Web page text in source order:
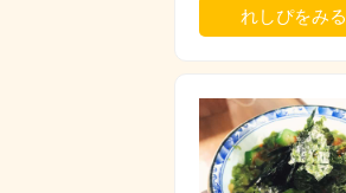
れしぴをみる